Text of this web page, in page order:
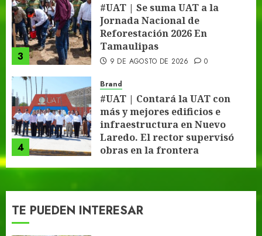
3
#UAT | Se suma UAT a la
Jornada Nacional de
Reforestación 2026 En
Tamaulipas
9 DE AGOSTO DE 2026 0
4
Brand
#UAT | Contará la UAT con
más y mejores edificios e
infraestructura en Nuevo
Laredo. El rector supervisó
obras en la frontera
9 DE AGOSTO DE 2026 0
TE PUEDEN INTERESAR